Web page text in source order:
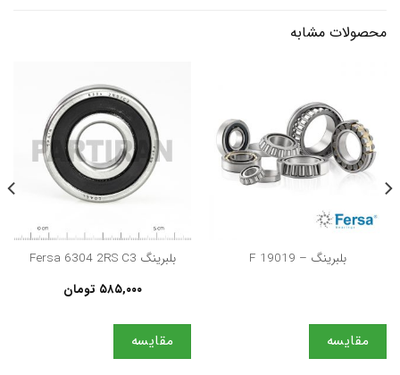
محصولات مشابه
بلبرینگ – F 19019
مقایسه
بلبرینگ Fersa 6304 2RS C3
۵۸۵,۰۰۰ تومان
مقایسه